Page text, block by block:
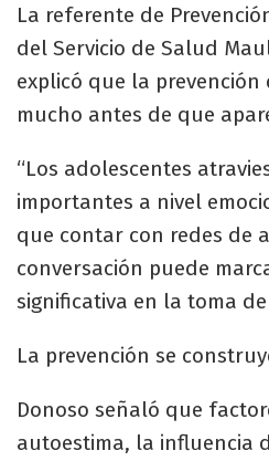
La referente de
del Servicio de Salud
explicó que la prevención
mucho antes de que
“Los adolescentes
importantes a nivel
que contar con redes de
conversación puede
significativa en la toma de
La prevención se
Donoso señaló que
autoestima, la influencia